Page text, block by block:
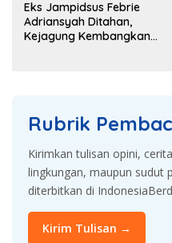
Eks Jampidsus Febrie
Adriansyah Ditahan,
Kejagung Kembangkan
Rubrik
Kirimkan tulisan opini,
lingkungan, maupun sudut
diterbitkan di
Kirim Tulisan →